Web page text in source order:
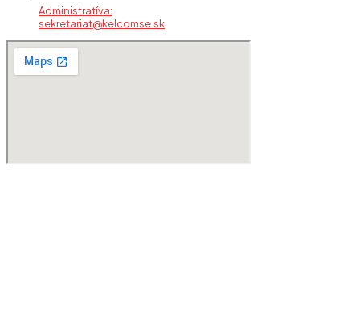
Administratíva:
sekretariat@kelcomse.sk